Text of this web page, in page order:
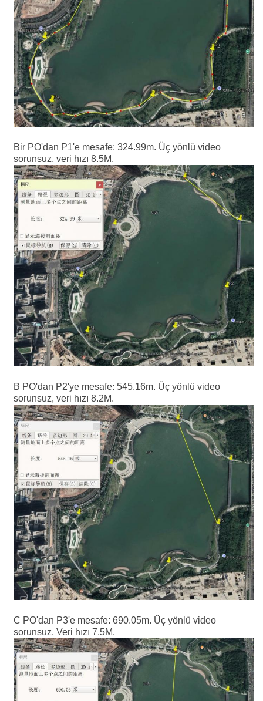
Bir PO'dan P1'e mesafe: 324.99m. Üç yönlü video
sorunsuz, veri hızı 8.5M.
B PO'dan P2'ye mesafe: 545.16m. Üç yönlü video
sorunsuz, veri hızı 8.2M.
C PO'dan P3'e mesafe: 690.05m. Üç yönlü video
sorunsuz. Veri hızı 7.5M.